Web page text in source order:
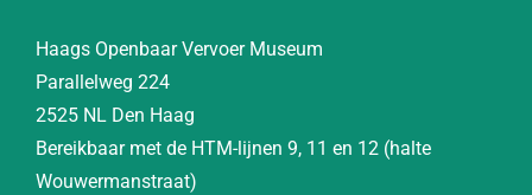
Haags Openbaar Vervoer Museum
Parallelweg 224
2525 NL Den Haag
Bereikbaar met de HTM-lijnen 9, 11 en 12 (halte
Wouwermanstraat)